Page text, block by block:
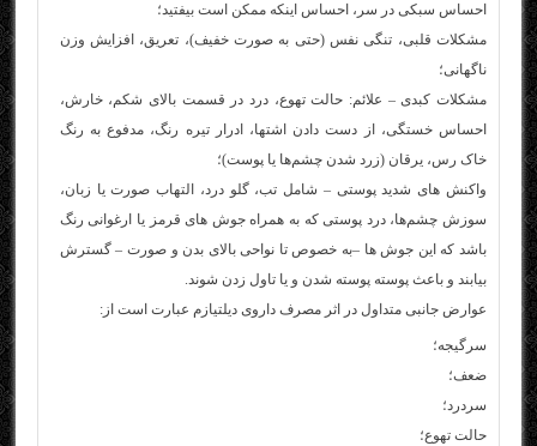
احساس سبکی در سر، احساس اینکه ممکن است بیفتید؛
مشکلات قلبی، تنگی نفس (حتی به صورت خفیف)، تعریق، افزایش وزن
ناگهانی؛
مشکلات کبدی – علائم: حالت تهوع، درد در قسمت بالای شکم، خارش،
احساس خستگی، از دست دادن اشتها، ادرار تیره رنگ، مدفوع به رنگ
خاک رس، یرقان (زرد شدن چشم‌ها یا پوست)؛
واکنش های شدید پوستی – شامل تب، گلو درد، التهاب صورت یا زبان،
سوزش چشم‌ها، درد پوستی که به همراه جوش های قرمز یا ارغوانی رنگ
باشد که این جوش ها –به خصوص تا نواحی بالای بدن و صورت – گسترش
بیابند و باعث پوسته پوسته شدن و یا تاول زدن شوند.
عوارض جانبی متداول در اثر مصرف داروی دیلتیازم عبارت است از:
سرگیجه؛
ضعف؛
سردرد؛
حالت تهوع؛